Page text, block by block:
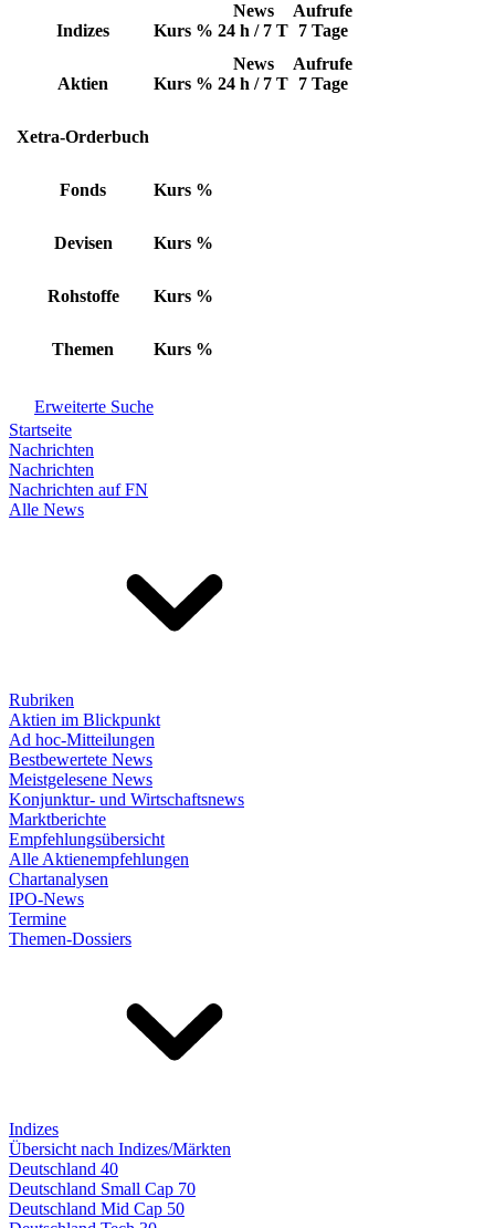
Indizes Kurs %
News
24 h / 7 T
Aufrufe
7 Tage
Aktien Kurs %
News
24 h / 7 T
Aufrufe
7 Tage
Xetra-Orderbuch
Fonds Kurs %
Devisen Kurs %
Rohstoffe Kurs %
Themen Kurs %
Erweiterte Suche
Startseite
Nachrichten
Nachrichten
Nachrichten auf FN
Alle News
Rubriken
Aktien im Blickpunkt
Ad hoc-Mitteilungen
Bestbewertete News
Meistgelesene News
Konjunktur- und Wirtschaftsnews
Marktberichte
Empfehlungsübersicht
Alle Aktienempfehlungen
Chartanalysen
IPO-News
Termine
Themen-Dossiers
Indizes
Übersicht nach Indizes/Märkten
Deutschland 40
Deutschland Small Cap 70
Deutschland Mid Cap 50